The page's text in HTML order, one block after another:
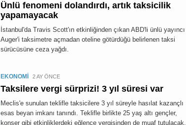
Ünlü fenomeni dolandırdı, artık taksicilik
yapamayacak
İstanbul'da Travis Scott'ın etkinliğinden çıkan ABD'li ünlü yayıncı
Auger'i taksimetre açmadan oteline götürdüğü belirlenen taksi
sürücüsüne ceza yağdı.
EKONOMİ 2 AY ÖNCE
Taksilere vergi sürprizi! 3 yıl süresi var
Meclis'e sunulan teklifle taksicilere 3 yıl süreyle hasılat kazançlı
esas beyan imkanı tanındı. Teklifle birlikte 25 yaş altı gençler,
konser gibi etkinliklerdeki eğlence vergisinden de muaf tutulacak.